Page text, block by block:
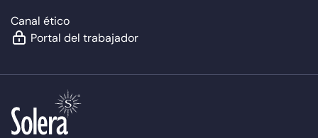
Canal ético
Portal del trabajador